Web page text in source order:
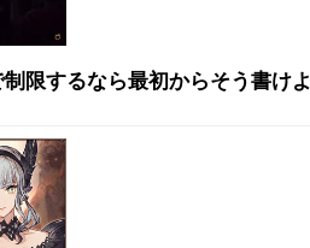
限するなら最初からそう書けよ